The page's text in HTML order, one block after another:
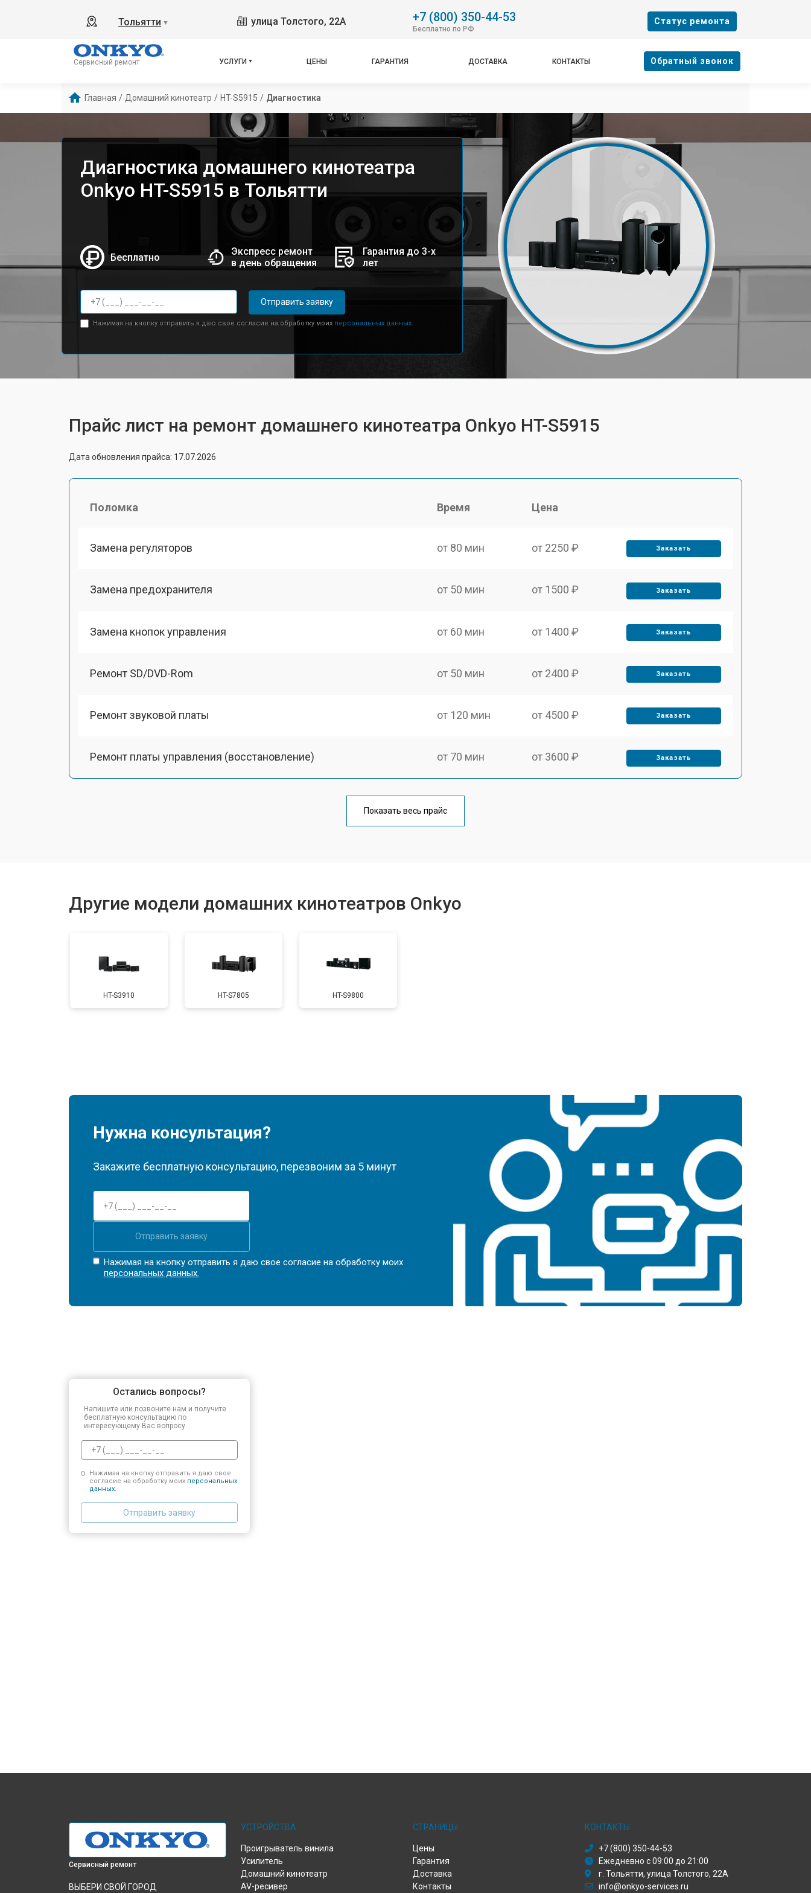
Тольятти ▼ улица Толстого, 22А +7 (800) 350-44-53
Бесплатно по РФ
Cтатус ремонта
Сервисный ремонт УСЛУГИ ЦЕНЫ ГАРАНТИЯ ДОСТАВКА КОНТАКТЫ Oбратный звонок
Главная / Домашний кинотеатр / HT-S5915 / Диагностика
Диагностика домашнего кинотеатра
Onkyo HT-S5915 в Тольятти
Бесплатно
Экспресс ремонт
в день обращения
Гарантия до 3-х
лет
Отправить заявку
Нажимая на кнопку отправить я даю свое согласие на обработку моих персональных данных.
Прайс лист на ремонт домашнего кинотеатра Onkyo HT-S5915
Дата обновления прайса: 17.07.2026
Поломка Время Цена
Замена регуляторов от 80 мин от 2250 ₽ Заказать
Замена предохранителя от 50 мин от 1500 ₽ Заказать
Замена кнопок управления от 60 мин от 1400 ₽ Заказать
Ремонт SD/DVD-Rom от 50 мин от 2400 ₽ Заказать
Ремонт звуковой платы от 120 мин от 4500 ₽ Заказать
Ремонт платы управления (восстановление) от 70 мин от 3600 ₽ Заказать
от 140 мин
Показать весь прайс
Другие модели домашних кинотеатров Onkyo
HT-S3910 HT-S7805 HT-S9800
Нужна консультация?
Закажите бесплатную консультацию, перезвоним за 5 минут
Отправить заявку
Нажимая на кнопку отправить я даю свое согласие на обработку моих
персональных данных.
Остались вопросы?
Напишите или позвоните нам и получите
бесплатную консультацию по
интересующему Вас вопросу.
Нажимая на кнопку отправить я даю свое
согласие на обработку моих персональных
данных.
Отправить заявку
Сервисный ремонт
ВЫБЕРИ СВОЙ ГОРОД
УСТРОЙСТВА
Проигрыватель винила
Усилитель
Домашний кинотеатр
AV-ресивер
СТРАНИЦЫ
Цены
Гарантия
Доставка
Контакты
КОНТАКТЫ
+7 (800) 350-44-53
Ежедневно с 09:00 до 21:00
г. Тольятти, улица Толстого, 22А
info@onkyo-services.ru